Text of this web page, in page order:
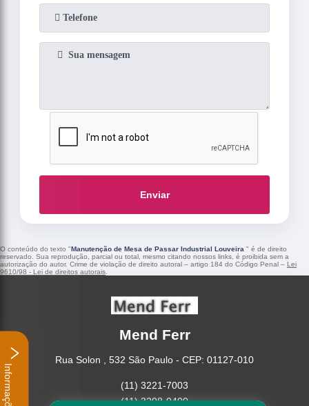
Enviar
O conteúdo do texto "Manutenção de Mesa de Passar Industrial Louveira " é de direito
reservado. Sua reprodução, parcial ou total, mesmo citando nossos links, é proibida sem a
autorização do autor. Crime de violação de direito autoral – artigo 184 do Código Penal – Lei
9610/98 - Lei de direitos autorais
Mend Ferr
Rua Solon , 532 São Paulo - CEP: 01127-010
(11) 3221-7003
(11) 3208-0400
Informações